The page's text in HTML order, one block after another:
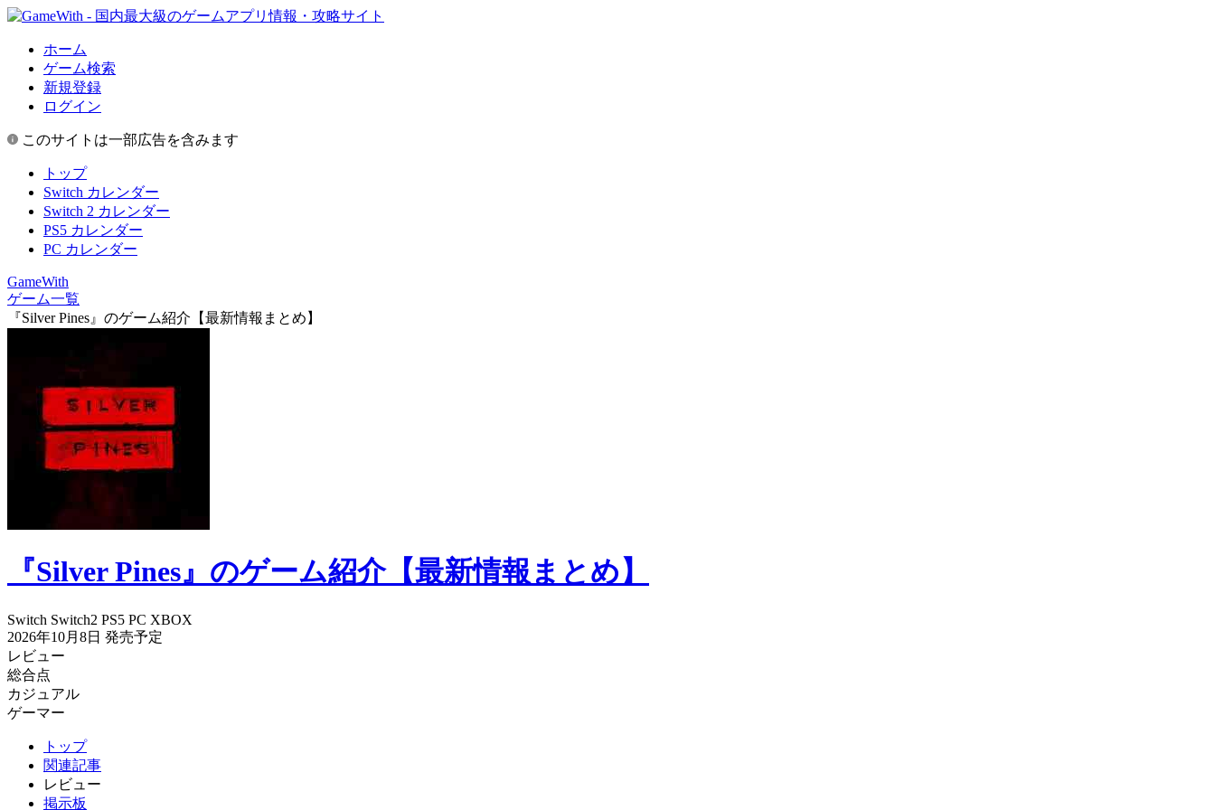
ホーム
ゲーム検索
新規登録
ログイン
このサイトは一部広告を含みます
トップ
Switch カレンダー
Switch 2 カレンダー
PS5 カレンダー
PC カレンダー
GameWith
ゲーム一覧
『Silver Pines』のゲーム紹介【最新情報まとめ】
『Silver Pines』のゲーム紹介【最新情報まとめ】
Switch Switch2 PS5 PC XBOX
2026年10月8日 発売予定
レビュー
総合点
カジュアル
ゲーマー
トップ
関連記事
レビュー
掲示板